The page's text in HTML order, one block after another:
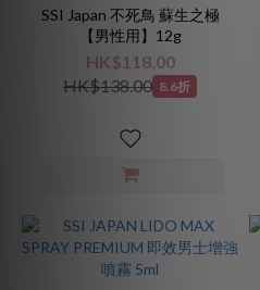
SSI Japan 不死鳥 蘇生之極
【男性用】12g
HK$118.00
HK$138.00 8.6折